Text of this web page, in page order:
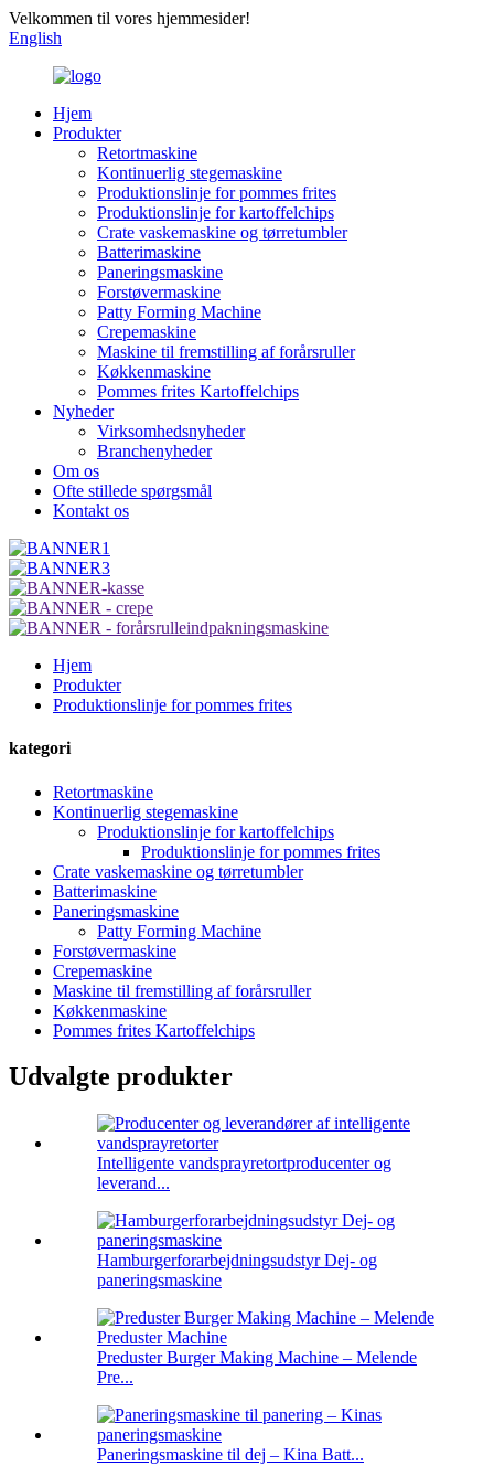
Velkommen til vores hjemmesider!
English
Hjem
Produkter
Retortmaskine
Kontinuerlig stegemaskine
Produktionslinje for pommes frites
Produktionslinje for kartoffelchips
Crate vaskemaskine og tørretumbler
Batterimaskine
Paneringsmaskine
Forstøvermaskine
Patty Forming Machine
Crepemaskine
Maskine til fremstilling af forårsruller
Køkkenmaskine
Pommes frites Kartoffelchips
Nyheder
Virksomhedsnyheder
Branchenyheder
Om os
Ofte stillede spørgsmål
Kontakt os
Hjem
Produkter
Produktionslinje for pommes frites
kategori
Retortmaskine
Kontinuerlig stegemaskine
Produktionslinje for kartoffelchips
Produktionslinje for pommes frites
Crate vaskemaskine og tørretumbler
Batterimaskine
Paneringsmaskine
Patty Forming Machine
Forstøvermaskine
Crepemaskine
Maskine til fremstilling af forårsruller
Køkkenmaskine
Pommes frites Kartoffelchips
Udvalgte produkter
Intelligente vandsprayretortproducenter og
leverand...
Hamburgerforarbejdningsudstyr Dej- og
paneringsmaskine
Preduster Burger Making Machine – Melende
Pre...
Paneringsmaskine til dej – Kina Batt...